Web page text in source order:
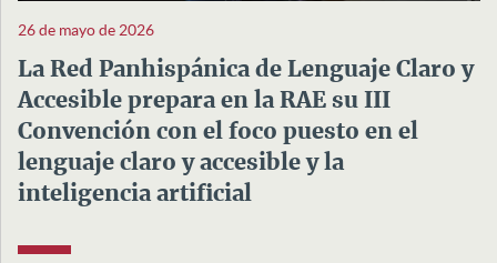
26 de mayo de 2026
La Red Panhispánica de Lenguaje Claro y
Accesible prepara en la RAE su III
Convención con el foco puesto en el
lenguaje claro y accesible y la
inteligencia artificial